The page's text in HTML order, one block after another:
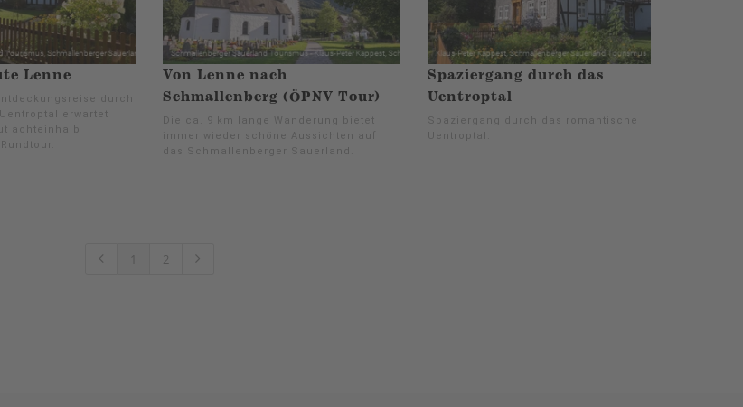
Lenne
durch
erwartet
achteinhalb
Von Lenne nach
Schmallenberg (ÖPNV-Tour)
Die ca. 9 km lange Wanderung bietet
immer wieder schöne Aussichten auf
das Schmallenberger Sauerland.
Spaziergang durch das
Uentroptal
Spaziergang durch das romantische
Uentroptal.
1 2